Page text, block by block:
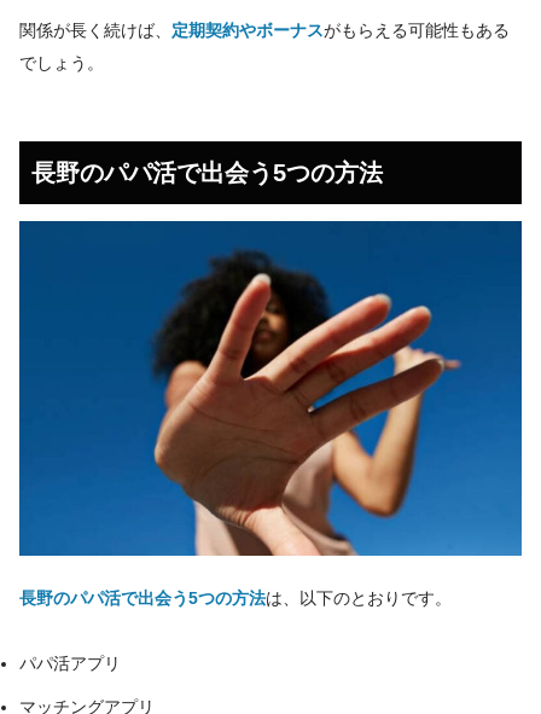
関係が長く続けば、 定期契約やボーナスがもらえる可能性もある
でしょう。
長野のパパ活で出会う5つの方法
長野のパパ活で出会う5つの方法は、以下のとおりです。
パパ活アプリ
マッチングアプリ